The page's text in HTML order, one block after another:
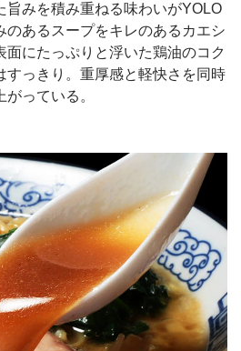
旨みを積み重ねる味わいがYOLO
のあるスープをキレのあるカエシ
面にたっぷりと浮いた鶏油のコク
すっきり。重厚感と軽快さを同時
っている。